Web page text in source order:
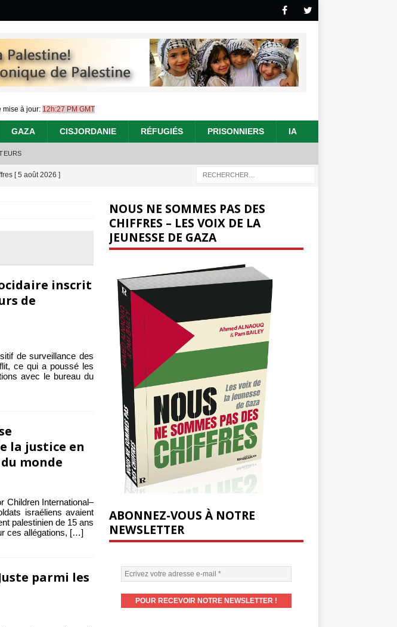
mise à jour: 12h:27 PM GMT
GAZA CISJORDANIE RÉFUGIÉS PRISONNIERS IA
[ 5 août 2026 ]
pour leurs déchets
occidentale
inscrit
de
de surveillance des
ce qui a poussé les
avec le bureau du
la justice en
monde
Children International–
israéliens avaient
palestinien de 15 ans
ces allégations, […]
parmi les
NOUS NE SOMMES PAS DES
CHIFFRES – LES VOIX DE LA
JEUNESSE DE GAZA
ABONNEZ-VOUS À NOTRE
NEWSLETTER